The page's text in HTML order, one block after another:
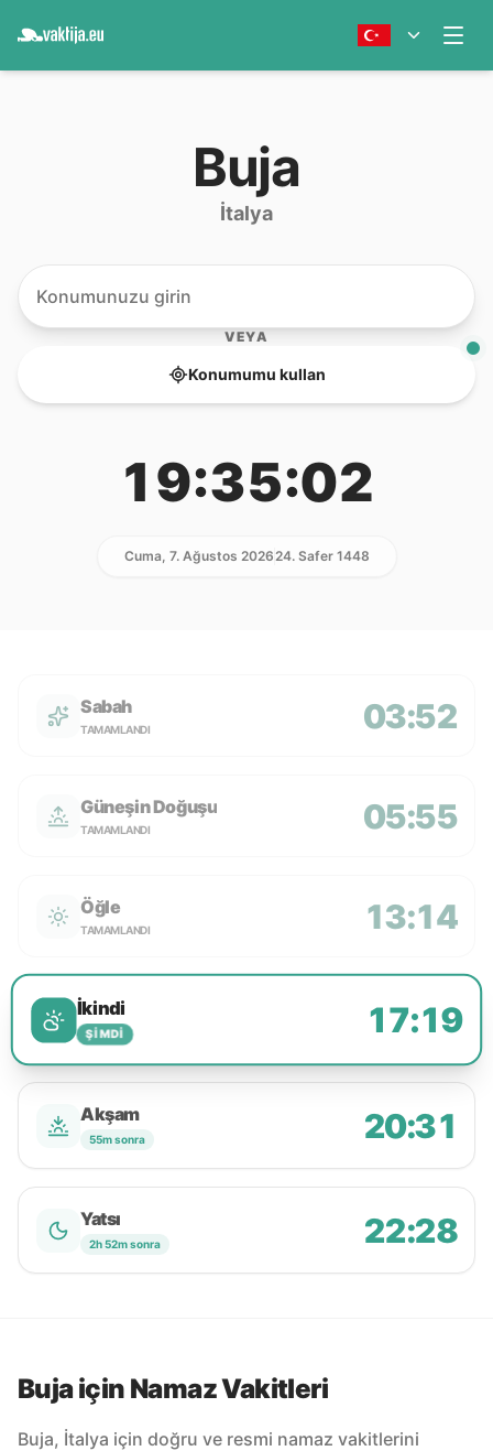
Buja
İtalya
VEYA
Konumumu kullan
19:35:02
Cuma, 7. Ağustos 202624. Safer 1448
Sabah
TAMAMLANDI 03:52
Güneşin Doğuşu
TAMAMLANDI 05:55
Öğle
TAMAMLANDI 13:14
İkindi
ŞIMDI 17:19
Akşam
55m sonra 20:31
Yatsı
2h 52m sonra 22:28
Buja için Namaz Vakitleri
Buja, İtalya için doğru ve resmi namaz vakitlerini